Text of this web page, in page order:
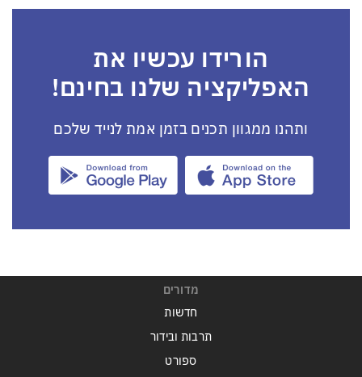
הורידו עכשיו את
האפליקציה שלנו בחינם!
ותהנו ממגוון תכנים בזמן אמת לנייד שלכם
מדורים
חדשות
תרבות ובידור
ספורט